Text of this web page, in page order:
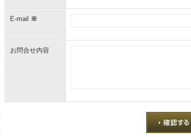
E-mail ※
お問合せ内容